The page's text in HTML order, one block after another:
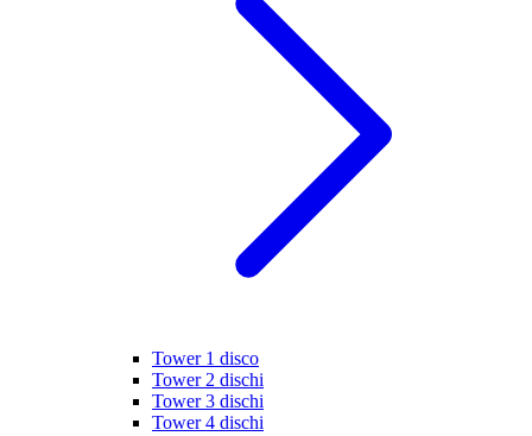
Tower 1 disco
Tower 2 dischi
Tower 3 dischi
Tower 4 dischi